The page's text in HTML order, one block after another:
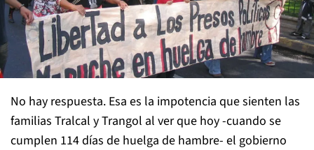
No hay respuesta. Esa es la impotencia que sienten las
familias Tralcal y Trangol al ver que hoy -cuando se
cumplen 114 días de huelga de hambre- el gobierno